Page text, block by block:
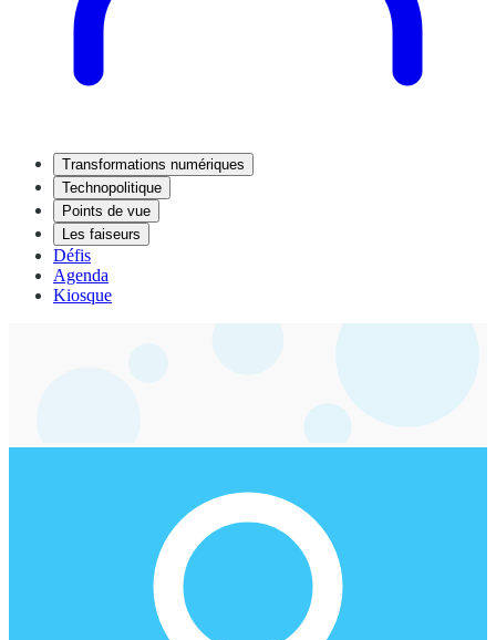
Transformations numériques
Technopolitique
Points de vue
Les faiseurs
Défis
Agenda
Kiosque